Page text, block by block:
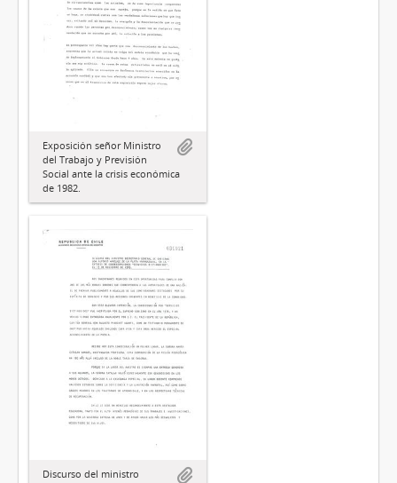
Exposición señor Ministro
del Trabajo y Previsión
Social ante la crisis económica
de 1982.
Discurso del ministro